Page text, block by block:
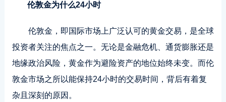
伦敦金为什么24小时
伦敦金，即国际市场上广泛认可的黄金交易，是全球
投资者关注的焦点之一。无论是金融危机、通货膨胀还是
地缘政治风险，黄金作为避险资产的地位始终未变。而伦
敦金市场之所以能保持24小时的交易时间，背后有着复
杂且深刻的原因。